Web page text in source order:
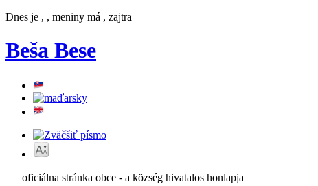
Dnes je , , meniny má , zajtra
Beša Bese
oficiálna stránka obce - a község hivatalos honlapja